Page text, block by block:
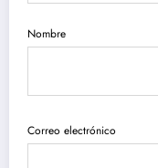
Nombre
Correo electrónico